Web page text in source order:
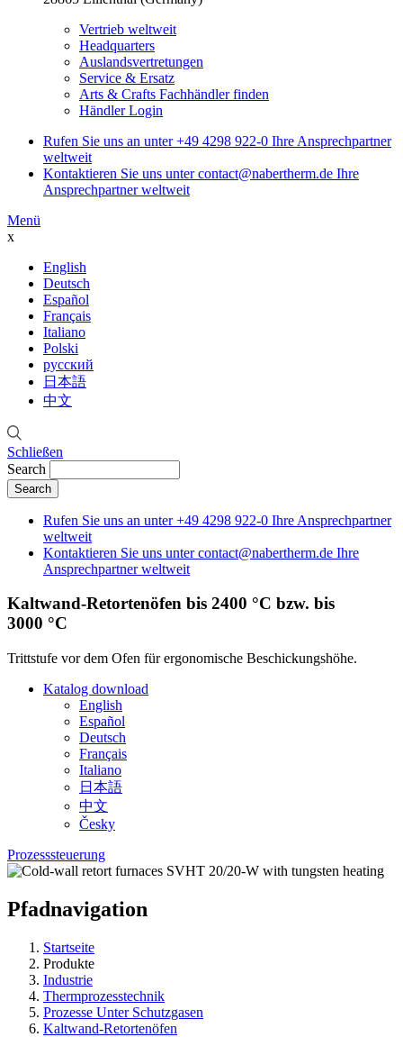
Vertrieb weltweit
Headquarters
Auslandsvertretungen
Service & Ersatz
Arts & Crafts Fachhändler finden
Händler Login
Rufen Sie uns an unter +49 4298 922-0 Ihre Ansprechpartner
weltweit
Kontaktieren Sie uns unter contact@nabertherm.de Ihre
Ansprechpartner weltweit
Menü
x
English
Deutsch
Español
Français
Italiano
Polski
русский
日本語
中文
Schließen
Search
Rufen Sie uns an unter +49 4298 922-0 Ihre Ansprechpartner
weltweit
Kontaktieren Sie uns unter contact@nabertherm.de Ihre
Ansprechpartner weltweit
Kaltwand-Retortenöfen bis 2400 °C bzw. bis
3000 °C
Trittstufe vor dem Ofen für ergonomische Beschickungshöhe.
Katalog download
English
Español
Deutsch
Français
Italiano
日本語
中文
Česky
Prozesssteuerung
Pfadnavigation
Startseite
Produkte
Industrie
Thermprozesstechnik
Prozesse Unter Schutzgasen
Kaltwand-Retortenöfen